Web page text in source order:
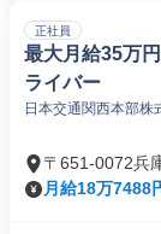
正社員
最大月給35万
ライバー
日本交通関西本部株
〒651-0072兵
月給18万7488